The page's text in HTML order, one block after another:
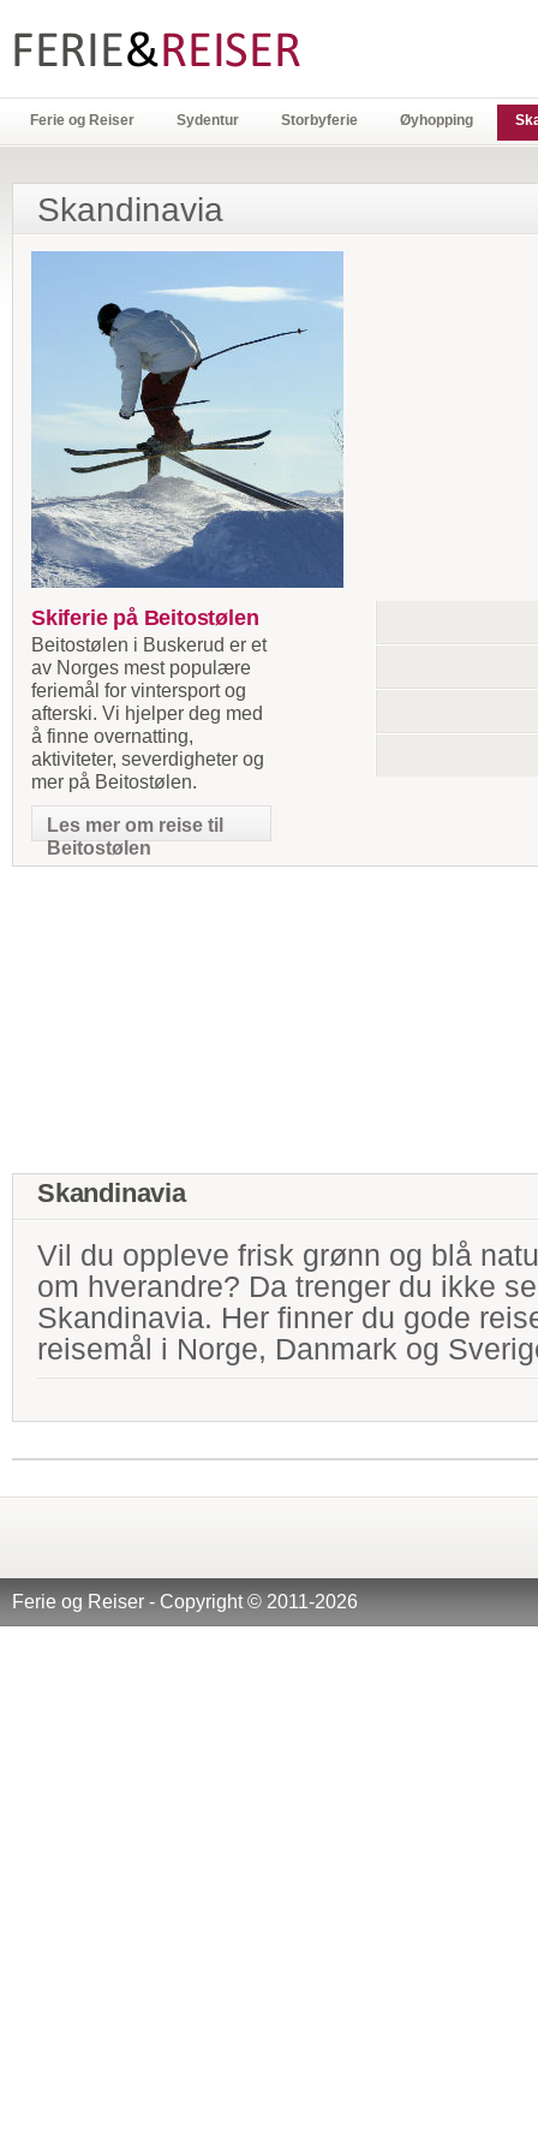
Ferie og Reiser Sydentur Storbyferie Øyhopping
Skandinavia
Skiferie på Beitostølen
Beitostølen i Buskerud er et
av Norges mest populære
feriemål for vintersport og
afterski. Vi hjelper deg med
å finne overnatting,
aktiviteter, severdigheter og
mer på Beitostølen.
Les mer om reise til
Beitostølen
Skandinavia
Vil du oppleve frisk grønn og blå
om hverandre? Da trenger du ikke
Skandinavia. Her finner du gode
reisemål i Norge, Danmark og
Ferie og Reiser - Copyright © 2011-2026